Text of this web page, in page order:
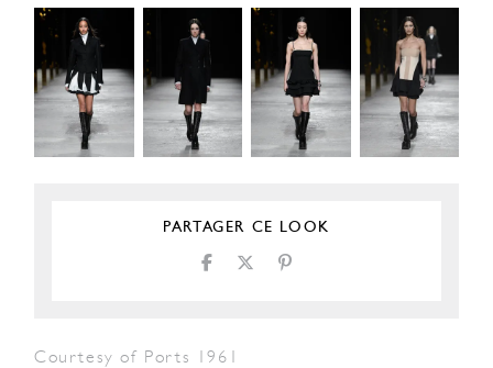
PARTAGER CE LOOK
Courtesy of Ports 1961